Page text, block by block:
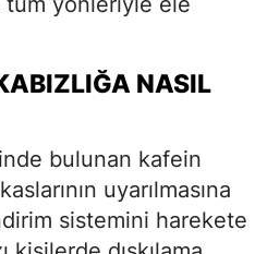
NASIL
bulunan kafein
uyarılmasına
sistemini harekete